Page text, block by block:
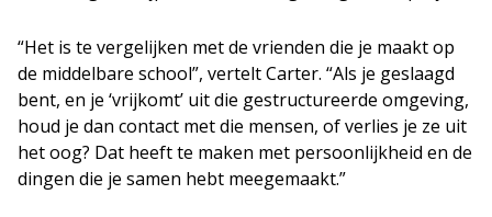
“Het is te vergelijken met de vrienden die je maakt op
de middelbare school”, vertelt Carter. “Als je geslaagd
bent, en je ‘vrijkomt’ uit die gestructureerde omgeving,
houd je dan contact met die mensen, of verlies je ze uit
het oog? Dat heeft te maken met persoonlijkheid en de
dingen die je samen hebt meegemaakt.”